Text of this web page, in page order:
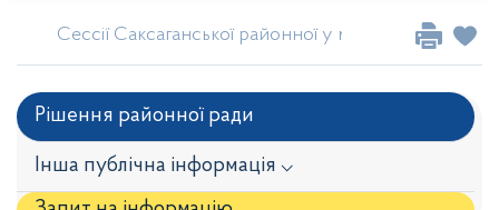
Сессії Саксаганської районної у місті Кривому
Рішення районної ради
Інша публічна інформація ⌵